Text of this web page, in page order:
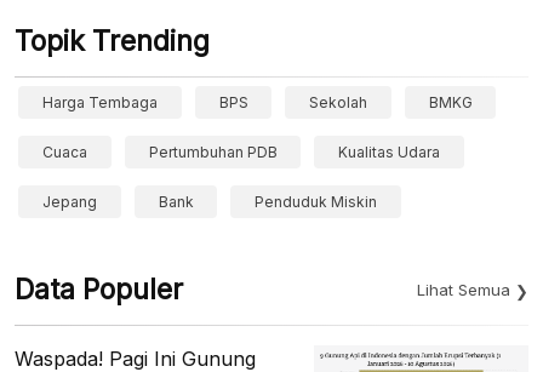
Topik Trending
Harga Tembaga BPS Sekolah BMKG
Cuaca Pertumbuhan PDB Kualitas Udara
Jepang Bank Penduduk Miskin
Data Populer Lihat Semua
Waspada! Pagi Ini Gunung